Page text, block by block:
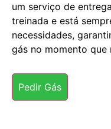
um serviço de
treinada e está
necessidades,
gás no momento que
Pedir Gás